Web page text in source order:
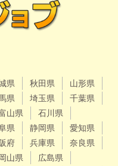
県 秋田県
山形県
県 埼玉県
千葉県
山県
石川県
県 静岡県
愛知県
府 兵庫県
奈良県
岡山県
広島県